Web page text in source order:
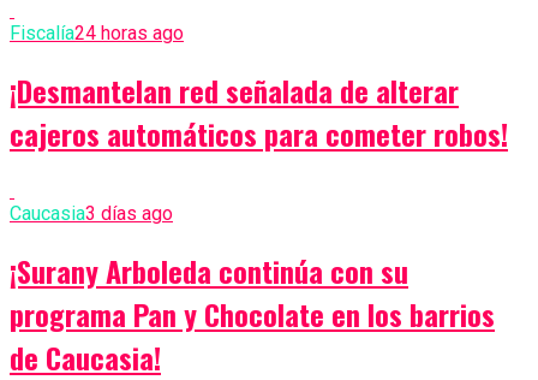
Fiscalía24 horas ago
¡Desmantelan red señalada de alterar
cajeros automáticos para cometer robos!
Caucasia3 días ago
¡Surany Arboleda continúa con su
programa Pan y Chocolate en los barrios
de Caucasia!